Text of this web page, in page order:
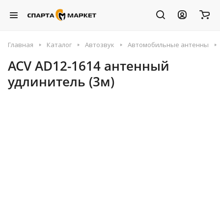
Главная Каталог Автозвук Автомобильные антенны
ACV AD12-1614 антенный
удлинитель (3м)